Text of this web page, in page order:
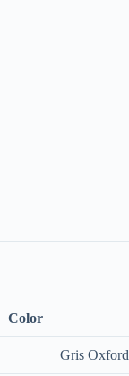
Color
Gris Oxford